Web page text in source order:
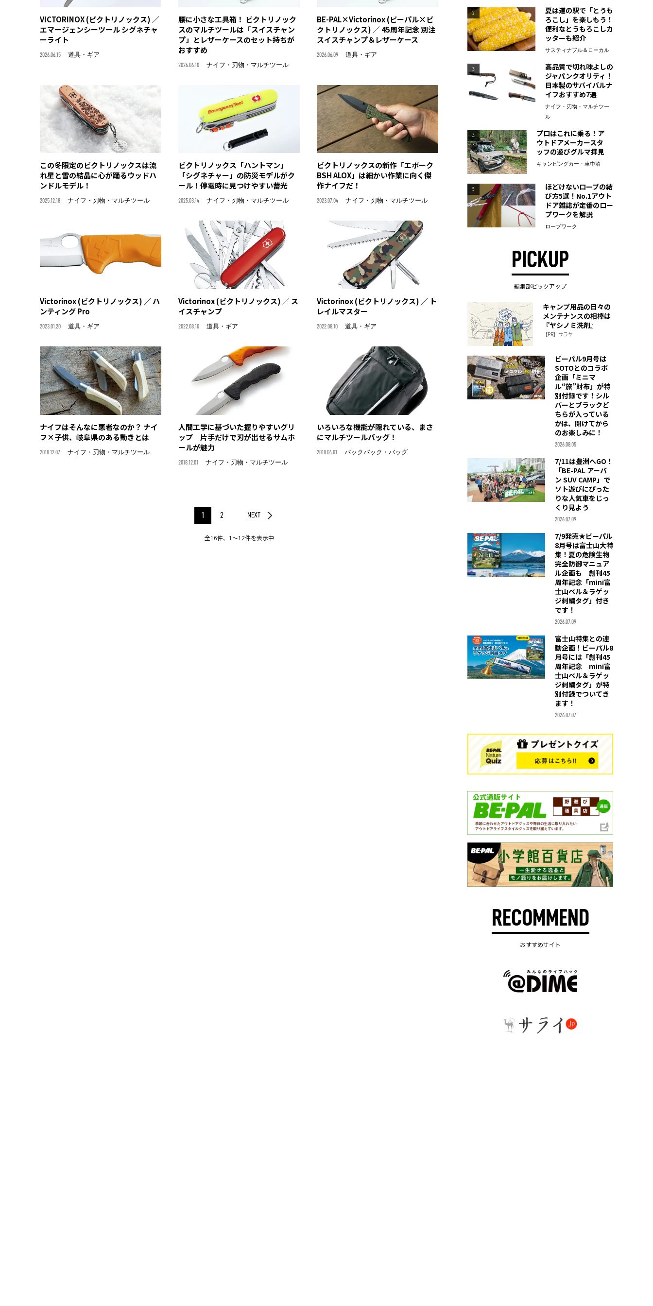
VICTORINOX (ビクトリノックス) ／
エマージェンシーツール シグネチャ
ーライト
2026.06.15 道具・ギア
腰に小さな工具箱！ ビクトリノック
スのマルチツールは「スイスチャン
プ」とレザーケースのセット持ちが
おすすめ
2026.06.10 ナイフ・刃物・マルチツール
BE-PAL×Victorinox (ビーパル×ビ
クトリノックス) ／ 45周年記念 別注
スイスチャンプ＆レザーケース
2026.06.09 道具・ギア
この冬限定のビクトリノックスは流
れ星と雪の結晶に心が踊るウッドハ
ンドルモデル！
2025.12.18 ナイフ・刃物・マルチツール
ビクトリノックス「ハントマン」
「シグネチャー」の防災モデルがク
ール！停電時に見つけやすい蓄光
2025.03.14 ナイフ・刃物・マルチツール
ビクトリノックスの新作「エボーク
BSH ALOX」は細かい作業に向く傑
作ナイフだ！
2023.07.04 ナイフ・刃物・マルチツール
Victorinox (ビクトリノックス) ／ ハ
ンティング Pro
2023.01.20 道具・ギア
Victorinox (ビクトリノックス) ／ ス
イスチャンプ
2022.08.10 道具・ギア
Victorinox (ビクトリノックス) ／ ト
レイルマスター
2022.08.10 道具・ギア
ナイフはそんなに悪者なのか？ ナイ
フ×子供、岐阜県のある動きとは
2018.12.07 ナイフ・刃物・マルチツール
人間工学に基づいた握りやすいグリ
ップ 片手だけで刃が出せるサムホ
ールが魅力
2018.12.01 ナイフ・刃物・マルチツール
いろいろな機能が隠れている、まさ
にマルチツールバッグ！
2018.04.01 バックパック・バッグ
1 2 NEXT
全16件、1〜12件を表示中
2
夏は道の駅で「とうも
ろこし」を楽しもう！
便利なとうもろこしカ
ッターも紹介
サスティナブル＆ローカル
3
高品質で切れ味よしの
ジャパンクオリティ！
日本製のサバイバルナ
イフおすすめ7選
ナイフ・刃物・マルチツー
ル
4
プロはこれに乗る！ア
ウトドアメーカースタ
ッフの遊びグルマ拝見
キャンピングカー・車中泊
5
ほどけないロープの結
び方5選！No.1アウト
ドア雑誌が定番のロー
プワークを解説
ロープワーク
PICKUP
編集部ピックアップ
キャンプ用品の日々の
メンテナンスの相棒は
『ヤシノミ洗剤』
【PR】サラヤ
ビーパル9月号は
SOTOとのコラボ
企画「ミニマ
ル“旅”財布」が特
別付録です！シル
バーとブラックど
ちらが入っている
かは、開けてから
のお楽しみに！
2026.08.05
7/11は豊洲へGO！
「BE-PAL アーバ
ン SUV CAMP」で
ソト遊びにぴった
りな人気車をじっ
くり見よう
2026.07.09
7/9発売★ビーパル
8月号は富士山大特
集！夏の危険生物
完全防御マニュア
ル企画も 創刊45
周年記念「mini富
士山ベル＆ラゲッ
ジ刺繍タグ」付き
です！
2026.07.09
富士山特集との連
動企画！ビーパル8
月号には「創刊45
周年記念 mini富
士山ベル＆ラゲッ
ジ刺繍タグ」が特
別付録でついてき
ます！
2026.07.07
RECOMMEND
おすすめサイト